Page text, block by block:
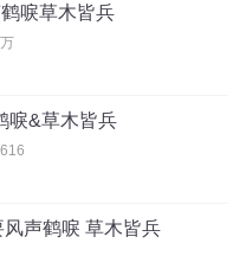
唳草木皆兵
唳&草木皆兵
声鹤唳 草木皆兵